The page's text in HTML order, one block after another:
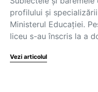
profilului și
Ministerul Educației.
liceu s-au înscris la a
Vezi articolul